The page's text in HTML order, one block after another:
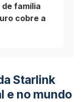
família
cobre a
Starlink
e no mundo